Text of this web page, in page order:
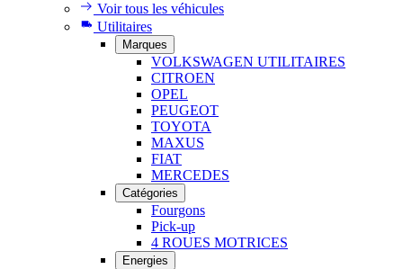
Voir tous les véhicules
Utilitaires
Marques
VOLKSWAGEN UTILITAIRES
CITROEN
OPEL
PEUGEOT
TOYOTA
MAXUS
FIAT
MERCEDES
Catégories
Fourgons
Pick-up
4 ROUES MOTRICES
Energies